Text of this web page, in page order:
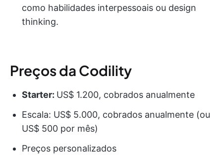
como habilidades interpessoais ou design
thinking.
Preços da Codility
Starter: US$ 1.200, cobrados anualmente
Escala: US$ 5.000, cobrados anualmente (ou
US$ 500 por mês)
Preços personalizados